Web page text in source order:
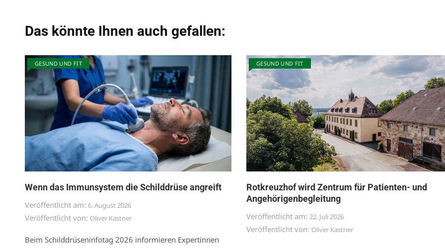
Das könnte Ihnen auch gefallen:
GESUND UND FIT
Wenn das Immunsystem die Schilddrüse angreift
Veröffentlicht am: 6. August 2026
Veröffentlicht von: Oliver Kastner
Beim Schilddrüseninfotag 2026 informieren Expertinnen
GESUND UND FIT
Rotkreuzhof wird Zentrum für Patienten- und
Angehörigenbegleitung
Veröffentlicht am: 22. Juli 2026
Veröffentlicht von: Oliver Kastner